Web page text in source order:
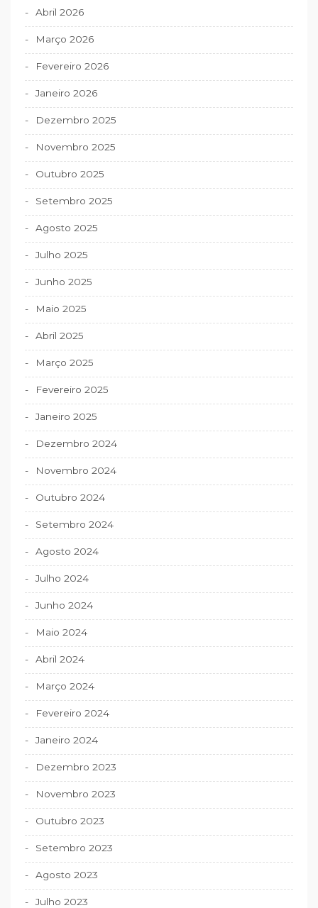
g
o
s
Abril 2026
Março 2026
Fevereiro 2026
Janeiro 2026
Dezembro 2025
Novembro 2025
Outubro 2025
Setembro 2025
Agosto 2025
Julho 2025
Junho 2025
Maio 2025
Abril 2025
Março 2025
Fevereiro 2025
Janeiro 2025
Dezembro 2024
Novembro 2024
Outubro 2024
Setembro 2024
Agosto 2024
Julho 2024
Junho 2024
Maio 2024
Abril 2024
Março 2024
Fevereiro 2024
Janeiro 2024
Dezembro 2023
Novembro 2023
Outubro 2023
Setembro 2023
Agosto 2023
Julho 2023